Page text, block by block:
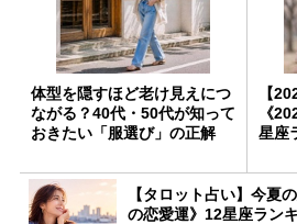
体型を隠すほど老け見えにつ
ながる？40代・50代が知って
おきたい「服選び」の正解
【
《
星座
【タロット占い】今夏
の恋愛運》12星座ラン